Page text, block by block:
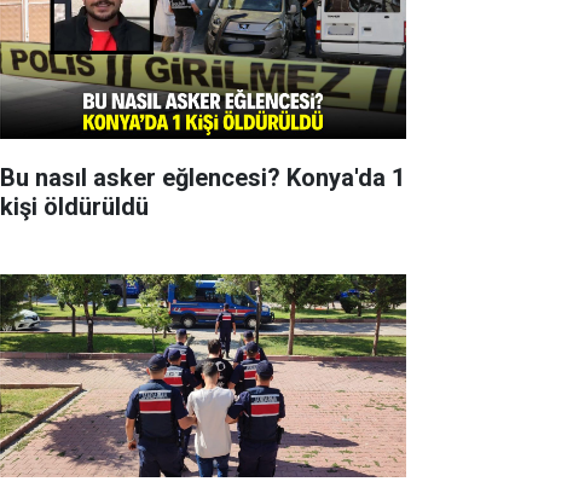
Bu nasıl asker eğlencesi? Konya'da 1
kişi öldürüldü